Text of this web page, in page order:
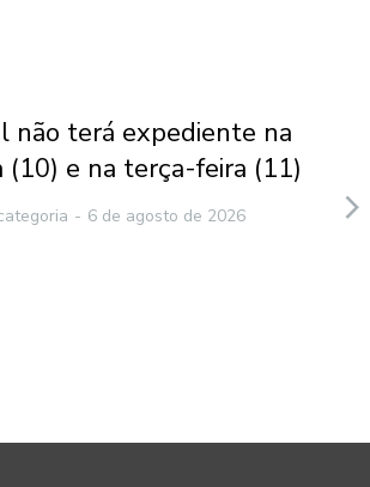
não terá expediente na
(10) e na terça-feira (11)
6 de agosto de 2026